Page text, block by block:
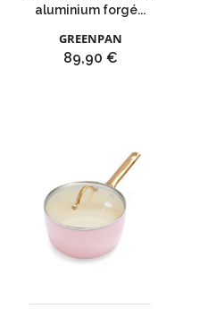
aluminium forgé...
GREENPAN
Prix
89,90 €